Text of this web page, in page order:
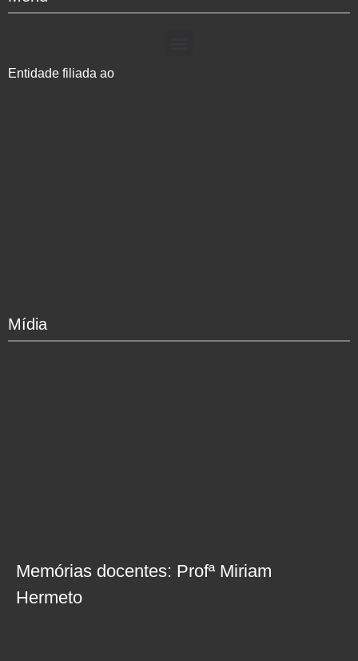
Entidade filiada ao
Mídia
Memórias docentes: Profª Miriam
Hermeto